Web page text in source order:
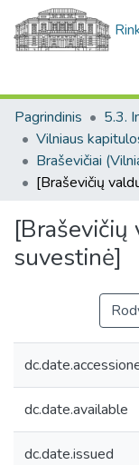
Pagrindinis
[Braševičių
suvestinė]
dc.date.available
dc.date.issued